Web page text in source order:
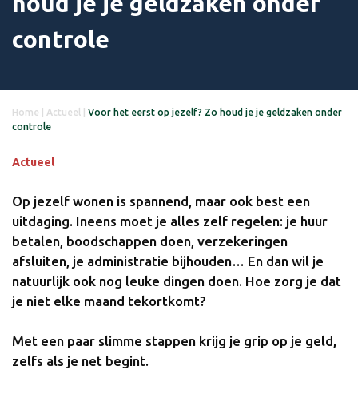
controle
Home Actueel
Voor het eerst op jezelf? Zo houd je je geldzaken onder
controle
Actueel
Op jezelf wonen is spannend, maar ook best een
uitdaging. Ineens moet je alles zelf regelen: je huur
betalen, boodschappen doen, verzekeringen
afsluiten, je administratie bijhouden… En dan wil je
natuurlijk ook nog leuke dingen doen. Hoe zorg je dat
je niet elke maand tekortkomt?
Met een paar slimme stappen krijg je grip op je geld,
zelfs als je net begint.